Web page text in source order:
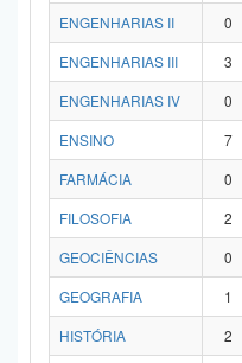
ENGENHARIAS II
0
ENGENHARIAS III
3
ENGENHARIAS IV
0
ENSINO
7
FARMÁCIA
0
FILOSOFIA
2
GEOCIÊNCIAS
0
GEOGRAFIA
1
HISTÓRIA
2